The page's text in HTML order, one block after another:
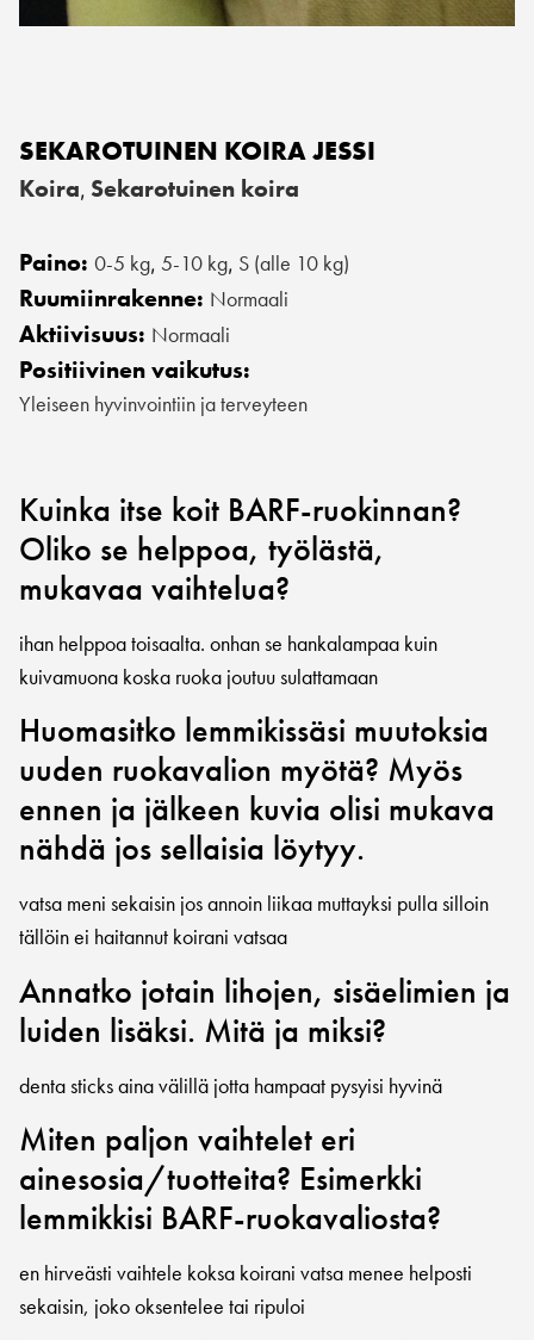
SEKAROTUINEN KOIRA JESSI
Koira, Sekarotuinen koira
Paino: 0-5 kg, 5-10 kg, S (alle 10 kg)
Ruumiinrakenne: Normaali
Aktiivisuus: Normaali
Positiivinen vaikutus:
Yleiseen hyvinvointiin ja terveyteen
Kuinka itse koit BARF-ruokinnan?
Oliko se helppoa, työlästä,
mukavaa vaihtelua?
ihan helppoa toisaalta. onhan se hankalampaa kuin
kuivamuona koska ruoka joutuu sulattamaan
Huomasitko lemmikissäsi muutoksia
uuden ruokavalion myötä? Myös
ennen ja jälkeen kuvia olisi mukava
nähdä jos sellaisia löytyy.
vatsa meni sekaisin jos annoin liikaa muttayksi pulla silloin
tällöin ei haitannut koirani vatsaa
Annatko jotain lihojen, sisäelimien ja
luiden lisäksi. Mitä ja miksi?
denta sticks aina välillä jotta hampaat pysyisi hyvinä
Miten paljon vaihtelet eri
ainesosia/tuotteita? Esimerkki
lemmikkisi BARF-ruokavaliosta?
en hirveästi vaihtele koksa koirani vatsa menee helposti
sekaisin, joko oksentelee tai ripuloi